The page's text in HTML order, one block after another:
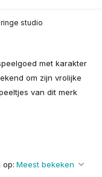
studio
met karakter
om zijn vrolijke
van dit merk
op: